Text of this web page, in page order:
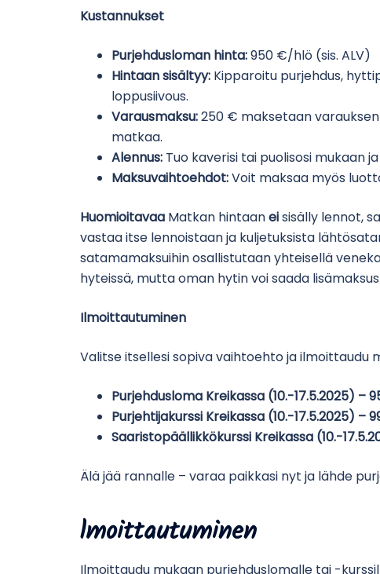
Kustannukset
Purjehdusloman hinta:950 €/hlö (sis. ALV)
Hintaan sisältyy: Kipparoitu purjehdus,
loppusiivous.
Varausmaksu:250 € maksetaan
matkaa.
Alennus: Tuo kaverisi tai puolisosi mukaan
Maksuvaihtoehdot:Voit maksaa myös
Huomioitavaa Matkan hintaaneisisälly lennot,
vastaa itse lennoistaan ja kuljetuksista
satamamaksuihin osallistutaan yhteisellä
hyteissä, mutta oman hytin voi saada
Ilmoittautuminen
Valitse itsellesi sopiva vaihtoehto ja ilmoittaudu
Purjehdusloma Kreikassa (10.-17.5.2025) –
Purjehtijakurssi Kreikassa (10.-17.5.2025) –
Saaristopäällikkökurssi Kreikassa (10.-
Älä jää rannalle – varaa paikkasi nyt ja lähde
lmoittautuminen
Ilmoittaudu mukaan purjehduslomalle tai -